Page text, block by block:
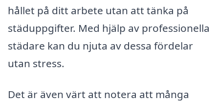
hållet på ditt arbete utan att tänka på
städuppgifter. Med hjälp av professionella
städare kan du njuta av dessa fördelar
utan stress.
Det är även värt att notera att många